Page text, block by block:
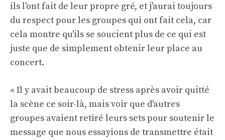
ils l'ont fait de leur propre gré, et j'aurai toujours
du respect pour les groupes qui ont fait cela, car
cela montre qu'ils se soucient plus de ce qui est
juste que de simplement obtenir leur place au
concert.
« Il y avait beaucoup de stress après avoir quitté
la scène ce soir-là, mais voir que d'autres
groupes avaient retiré leurs sets pour soutenir le
message que nous essayions de transmettre était